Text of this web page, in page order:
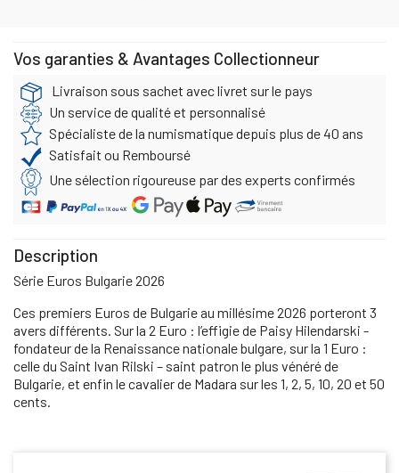
Vos garanties & Avantages Collectionneur
Livraison sous sachet avec livret sur le pays
Un service de qualité et personnalisé
Spécialiste de la numismatique depuis plus de 40 ans
Satisfait ou Remboursé
Une sélection rigoureuse par des experts confirmés
Description
Série Euros Bulgarie 2026
Ces premiers Euros de Bulgarie au millésime 2026 porteront 3
avers différents. Sur la 2 Euro : l’effigie de Paisy Hilendarski -
fondateur de la Renaissance nationale bulgare, sur la 1 Euro :
celle du Saint Ivan Rilski – saint patron le plus vénéré de
Bulgarie, et enfin le cavalier de Madara sur les 1, 2, 5, 10, 20 et 50
cents.